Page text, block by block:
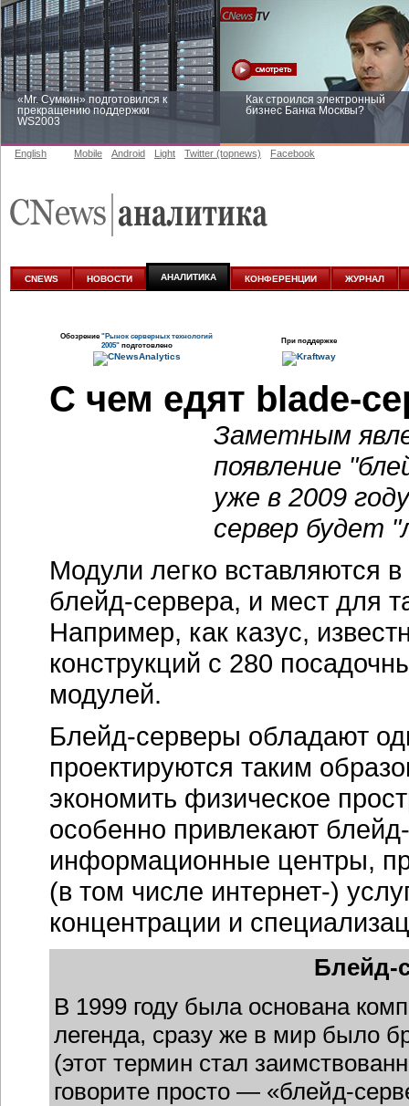
«Mr. Сумкин» подготовился к
прекращению поддержки
WS2003
Как строился электронный
бизнес Банка Москвы?
аналитике
English Mobile Android Light Twitter (topnews) Facebook
CNEWS НОВОСТИ АНАЛИТИКА КОНФЕРЕНЦИИ ЖУРНАЛ
Обозрение"Рынок серверных технологий
2005"подготовлено При поддержке
С чем едят blade-
Заметным
появление
уже в 2009
сервер будет
Модули легко вставляются
блейд-сервера, и мест для
Например, как казус,
конструкций с 280
модулей.
Блейд-серверы обладают
проектируются таким
экономить физическое
особенно привлекают
информационные центры,
(в том числе интернет-)
концентрации и
Блейд-
В 1999 году была основана
легенда, сразу же в мир было
(этот термин стал
говорите просто — «блейд-